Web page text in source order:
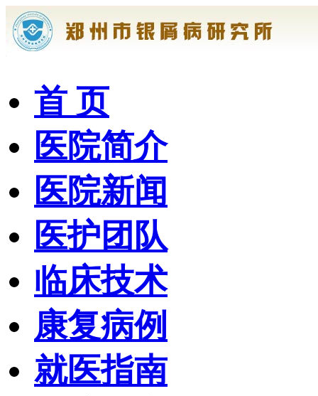
首 页
医院简介
医院新闻
医护团队
临床技术
康复病例
就医指南